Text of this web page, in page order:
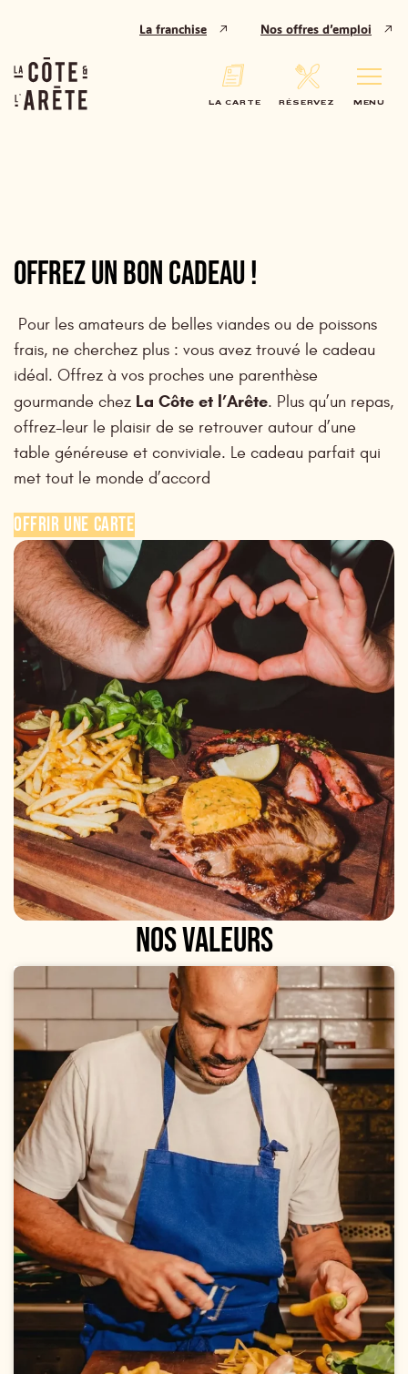
La franchise Nos offres d’emploi
LA CARTE RÉSERVEZ MENU
OFFREZ UN BON CADEAU !
Pour les amateurs de belles viandes ou de poissons
frais, ne cherchez plus : vous avez trouvé le cadeau
idéal. Offrez à vos proches une parenthèse
gourmande chez La Côte et l’Arête. Plus qu’un repas,
offrez-leur le plaisir de se retrouver autour d’une
table généreuse et conviviale. Le cadeau parfait qui
met tout le monde d’accord
OFFRIR UNE CARTE
NOS VALEURS